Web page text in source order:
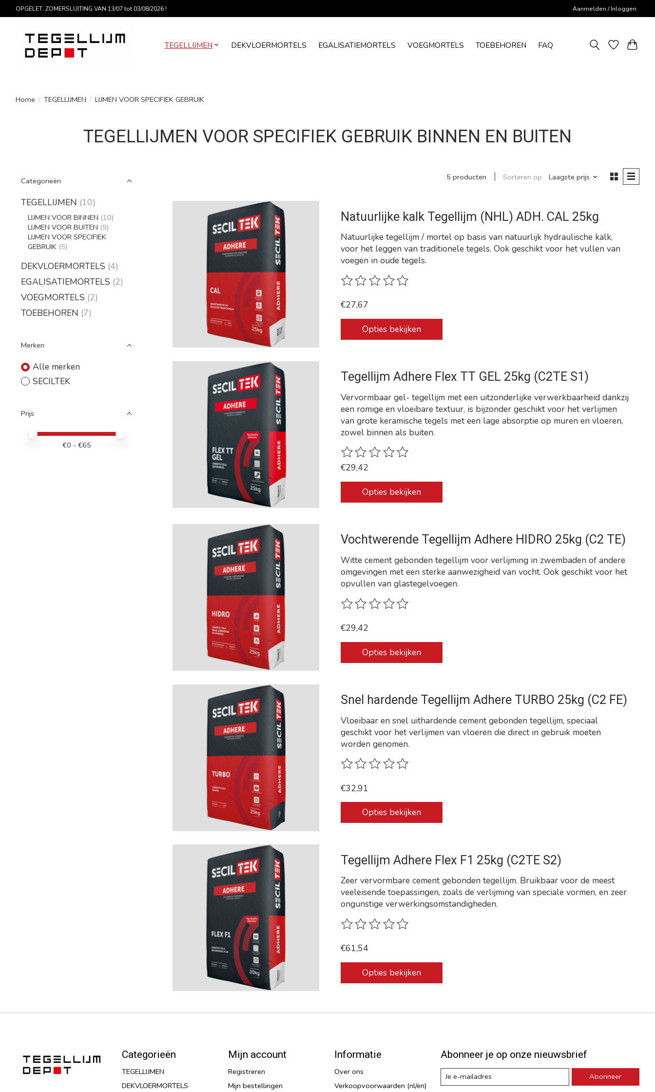
OPGELET: ZOMERSLUITING VAN 13/07 tot 03/08/2026 ! Aanmelden / Inloggen
TEGELLIJMEN DEKVLOERMORTELS EGALISATIEMORTELS VOEGMORTELS TOEBEHOREN FAQ
Home / TEGELLIJMEN / LIJMEN VOOR SPECIFIEK GEBRUIK
TEGELLIJMEN VOOR SPECIFIEK GEBRUIK BINNEN EN BUITEN
Categorieën
TEGELLIJMEN (10)
LIJMEN VOOR BINNEN (10)
LIJMEN VOOR BUITEN (9)
LIJMEN VOOR SPECIFIEK
GEBRUIK (5)
DEKVLOERMORTELS (4)
EGALISATIEMORTELS (2)
VOEGMORTELS (2)
TOEBEHOREN (7)
Merken
Alle merken
SECILTEK
Prijs
Minimale prijswaarde
Price maximum value
€0 - €65
5 producten Sorteren op Laagste prijs
Natuurlijke kalk Tegellijm (NHL) ADH. CAL 25kg
Natuurlijke tegellijm / mortel op basis van natuurlijk hydraulische kalk,
voor het leggen van traditionele tegels. Ook geschikt voor het vullen van
voegen in oude tegels.
De beoordeling van dit product is
€27,67
Opties bekijken
Tegellijm Adhere Flex TT GEL 25kg (C2TE S1)
Vervormbaar gel- tegellijm met een uitzonderlijke verwerkbaarheid dankzij
een romige en vloeibare textuur, is bijzonder geschikt voor het verlijmen
van grote keramische tegels met een lage absorptie op muren en vloeren,
zowel binnen als buiten.
De beoordeling van dit product is
€29,42
Opties bekijken
Vochtwerende Tegellijm Adhere HIDRO 25kg (C2 TE)
Witte cement gebonden tegellijm voor verlijming in zwembaden of andere
omgevingen met een sterke aanwezigheid van vocht. Ook geschikt voor het
opvullen van glastegelvoegen.
De beoordeling van dit product is
€29,42
Opties bekijken
Snel hardende Tegellijm Adhere TURBO 25kg (C2 FE)
Vloeibaar en snel uithardende cement gebonden tegellijm, speciaal
geschikt voor het verlijmen van vloeren die direct in gebruik moeten
worden genomen.
De beoordeling van dit product is
€32,91
Opties bekijken
Tegellijm Adhere Flex F1 25kg (C2TE S2)
Zeer vervormbare cement gebonden tegellijm. Bruikbaar voor de meest
veeleisende toepassingen, zoals de verlijming van speciale vormen, en zeer
ongunstige verwerkingsomstandigheden.
De beoordeling van dit product is
€61,54
Opties bekijken
Categorieën
TEGELLIJMEN
DEKVLOERMORTELS
Mijn account
Registreren
Mijn bestellingen
Informatie
Over ons
Verkoopvoorwaarden (nl/en)
Abonneer je op onze nieuwsbrief
Abonneer